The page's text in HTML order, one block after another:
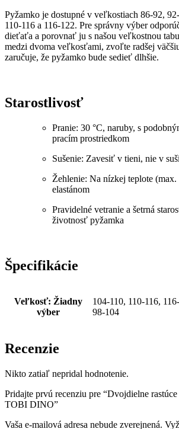
Pyžamko je dostupné v veľkostiach 86-92,
110-116 a 116-122. Pre správny výber
dieťaťa a porovnať ju s našou veľkostnou
medzi dvoma veľkosťami, zvoľte radšej
zaručuje, že pyžamko bude sedieť dlhšie.
Starostlivosť
Pranie: 30 °C, naruby, s
pracím prostriedkom
Sušenie: Zavesiť v tieni, nie v
Žehlenie: Na nízkej teplote (max.
elastánom
Pravidelné vetranie a šetrná
životnosť pyžamka
Špecifikácie
Veľkosť: Žiadny
výber
104-110, 110-116,
98-104
Recenzie
Nikto zatiaľ nepridal hodnotenie.
Pridajte prvú recenziu pre “Dvojdielne
TOBI DINO”
Vaša e-mailová adresa nebude zverejnená.